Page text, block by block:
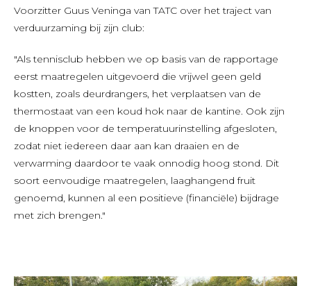
Voorzitter Guus Veninga van TATC over het traject van
verduurzaming bij zijn club:
"Als tennisclub hebben we op basis van de rapportage
eerst maatregelen uitgevoerd die vrijwel geen geld
kostten, zoals deurdrangers, het verplaatsen van de
thermostaat van een koud hok naar de kantine. Ook zijn
de knoppen voor de temperatuurinstelling afgesloten,
zodat niet iedereen daar aan kan draaien en de
verwarming daardoor te vaak onnodig hoog stond. Dit
soort eenvoudige maatregelen, laaghangend fruit
genoemd, kunnen al een positieve (financiële) bijdrage
met zich brengen."